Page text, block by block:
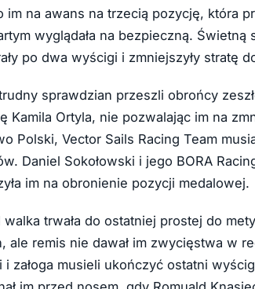
im na awans na trzecią pozycję, która
wyglądała na bezpieczną. Świetną
po dwa wyścigi i zmniejszyły stratę
sprawdzian przeszli obrońcy
Kamila Ortyla, nie pozwalając im na
Polski, Vector Sails Racing Team
Daniel Sokołowski i jego BORA
im na obronienie pozycji medalowej.
trwała do ostatniej prostej do
ale remis nie dawał im zwycięstwa w
załoga musieli ukończyć ostatni